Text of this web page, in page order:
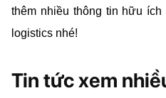
thêm nhiều thông tin hữu
logistics nhé!
Tin tức xem